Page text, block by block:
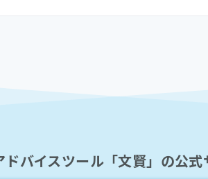
ドバイスツール「文賢」の公式